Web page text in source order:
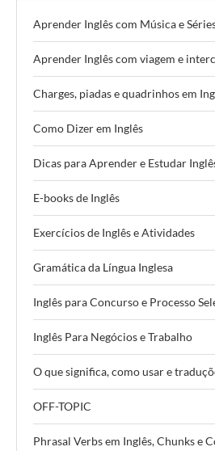
Aprender Inglês com Música e
Aprender Inglês com viagem e
Charges, piadas e quadrinhos em
Como Dizer em Inglês
Dicas para Aprender e Estudar
E-books de Inglês
Exercícios de Inglês e Atividades
Gramática da Língua Inglesa
Inglês para Concurso e Processo
Inglês Para Negócios e Trabalho
O que significa, como usar e
OFF-TOPIC
Phrasal Verbs em Inglês, Chunks e